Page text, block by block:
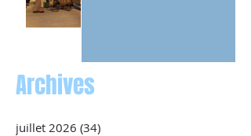
Archives
juillet 2026 (34)